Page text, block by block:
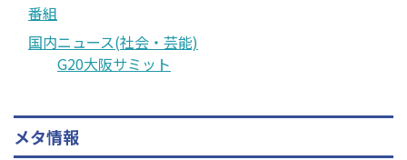
番組
国内ニュース(社会・芸能)
G20大阪サミット
メタ情報